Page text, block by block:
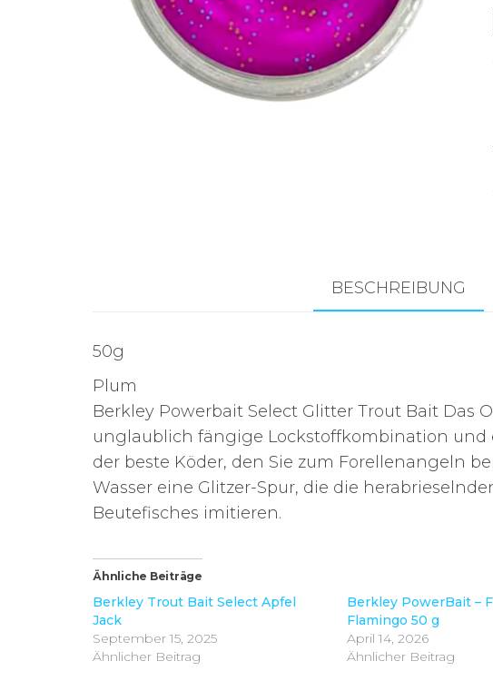
Brandungsangeln.
BESCHREIBUNG
50g
Plum
Berkley Powerbait Select Glitter Trout Bait Das
unglaublich fängige Lockstoffkombination
der beste Köder, den Sie zum Forellenangeln
Wasser eine Glitzer-Spur, die die
Beutefisches imitieren.
Ähnliche Beiträge
Berkley Trout Bait Select Apfel
Jack
September 15, 2025
Ähnlicher Beitrag
Berkley PowerBait –
Flamingo 50 g
April 14, 2026
Ähnlicher Beitrag